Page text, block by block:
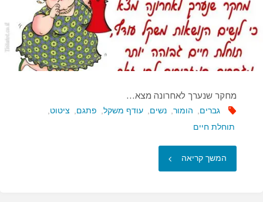
מחקר שנערך לאחרונה מצא…
גברים הומור נשים עודף משקל, פתגם ציטוט
תוחלת חיים
המשך קריאה "מחקר